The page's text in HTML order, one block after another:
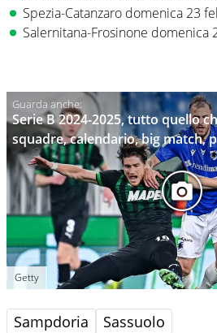
Spezia-Catanzaro domenica 23
Salernitana-Frosinone
Serie B 2024-2025, tutto quello
squadre, calendario, big match,
Getty
Sampdoria Sassuolo